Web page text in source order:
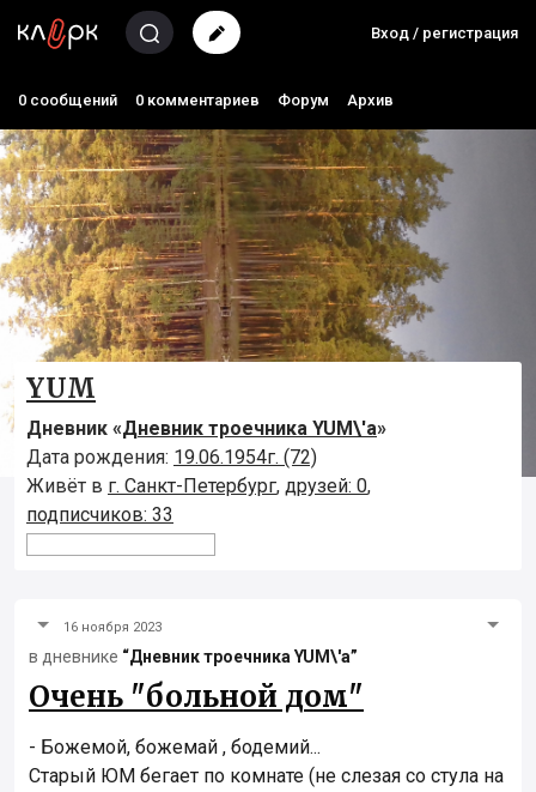
Вход / регистрация
0 сообщений 0 комментариев Форум Архив
YUM
Дневник «Дневник троечника YUM\'а»
Дата рождения: 19.06.1954г. (72)
Живёт в г. Санкт-Петербург, друзей: 0,
подписчиков: 33
16 ноября 2023
в дневнике “Дневник троечника YUM\'а”
Очень "больной дом"
- Божемой, божемай , бодемий...
Старый ЮМ бегает по комнате (не слезая со стула на